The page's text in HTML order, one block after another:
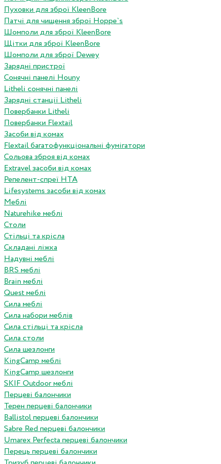
Пуховки для зброї KleenBore
Патчі для чищення зброї Hoppe`s
Шомполи для зброї KleenBore
Щітки для зброї KleenBore
Шомполи для зброї Dewey
Зарядні пристрої
Сонячні панелі Houny
Litheli сонячні панелі
Зарядні станції Litheli
Повербанки Litheli
Повербанки Flextail
Засоби від комах
Flextail багатофункціональні фумігатори
Сольова зброя від комах
Extravel засоби від комах
Репелент-спреї HTA
Lifesystems засоби від комах
Меблі
Naturehike меблі
Столи
Стільці та крісла
Складані ліжка
Надувні меблі
BRS меблі
Brain меблі
Quest меблі
Сила меблі
Сила набори меблів
Сила стільці та крісла
Сила столи
Сила шезлонги
KingCamp меблі
KingCamp шезлонги
SKIF Outdoor меблі
Перцеві балончики
Терен перцеві балончики
Ballistol перцеві балончики
Sabre Red перцеві балончики
Umarex Perfecta перцеві балончики
Перець перцеві балончики